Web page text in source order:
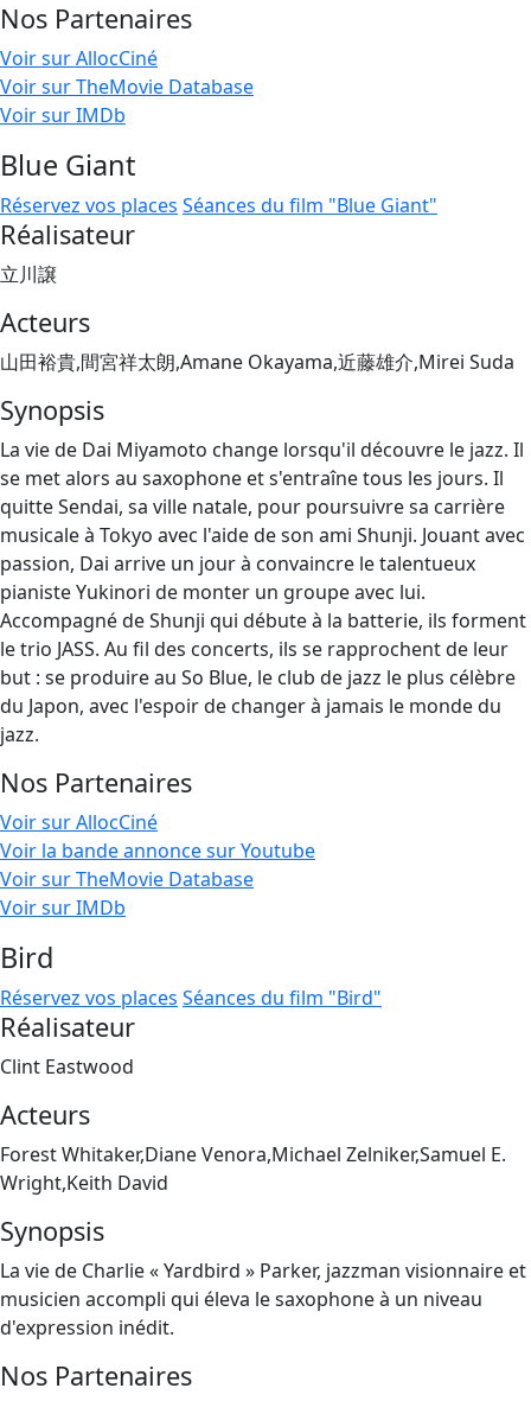
Nos Partenaires
Voir sur AllocCiné
Voir sur TheMovie Database
Voir sur IMDb
Blue Giant
Réservez vos places Séances du film "Blue Giant"
Réalisateur
立川譲
Acteurs
山田裕貴,間宮祥太朗,Amane Okayama,近藤雄介,Mirei Suda
Synopsis
La vie de Dai Miyamoto change lorsqu'il découvre le jazz. Il
se met alors au saxophone et s'entraîne tous les jours. Il
quitte Sendai, sa ville natale, pour poursuivre sa carrière
musicale à Tokyo avec l'aide de son ami Shunji. Jouant avec
passion, Dai arrive un jour à convaincre le talentueux
pianiste Yukinori de monter un groupe avec lui.
Accompagné de Shunji qui débute à la batterie, ils forment
le trio JASS. Au fil des concerts, ils se rapprochent de leur
but : se produire au So Blue, le club de jazz le plus célèbre
du Japon, avec l'espoir de changer à jamais le monde du
jazz.
Nos Partenaires
Voir sur AllocCiné
Voir la bande annonce sur Youtube
Voir sur TheMovie Database
Voir sur IMDb
Bird
Réservez vos places Séances du film "Bird"
Réalisateur
Clint Eastwood
Acteurs
Forest Whitaker,Diane Venora,Michael Zelniker,Samuel E.
Wright,Keith David
Synopsis
La vie de Charlie « Yardbird » Parker, jazzman visionnaire et
musicien accompli qui éleva le saxophone à un niveau
d'expression inédit.
Nos Partenaires